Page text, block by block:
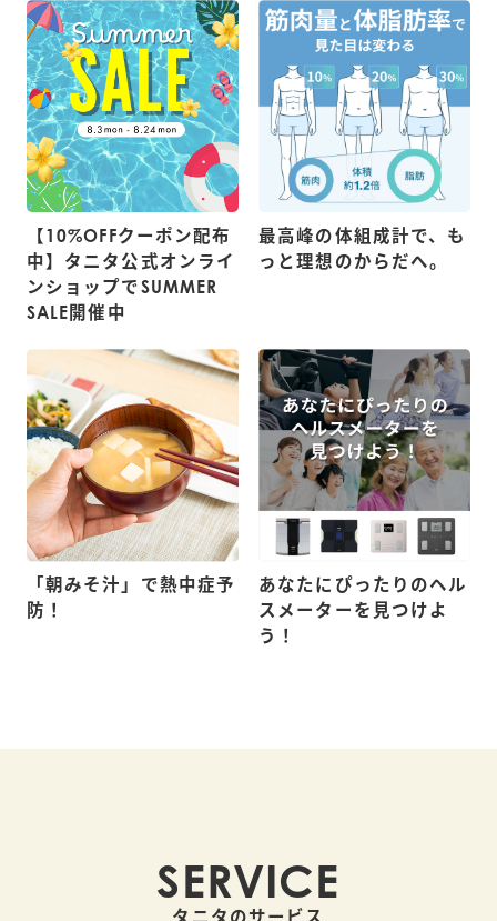
【10%OFFクーポン配布
中】タニタ公式オンライ
ンショップでSUMMER
SALE開催中
最高峰の体組成計で、も
っと理想のからだへ。
「朝みそ汁」で熱中症予
防！
あなたにぴったりのヘル
スメーターを見つけよ
う！
SERVICE